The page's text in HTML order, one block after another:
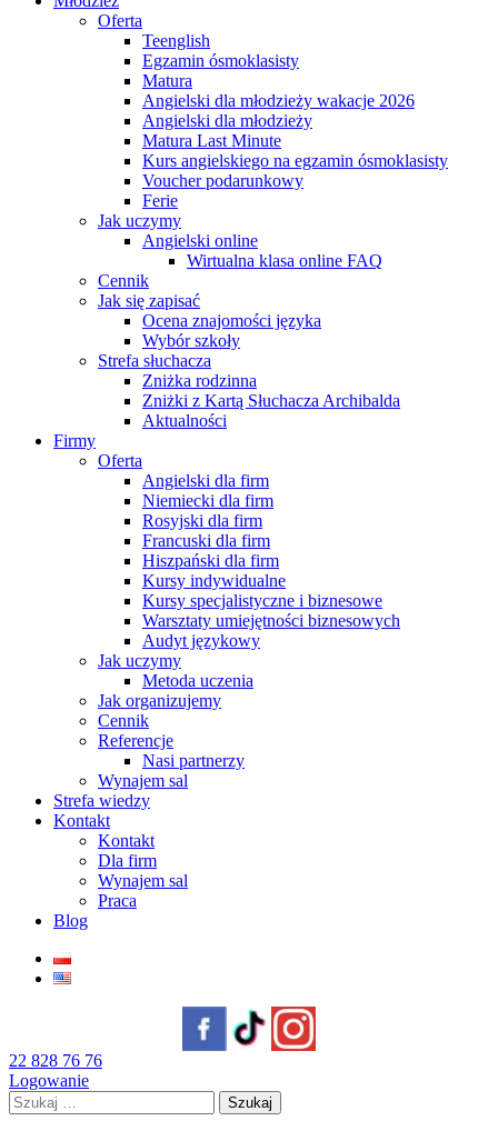
Oferta
Teenglish
Egzamin ósmoklasisty
Matura
Angielski dla młodzieży wakacje 2026
Angielski dla młodzieży
Matura Last Minute
Kurs angielskiego na egzamin ósmoklasisty
Voucher podarunkowy
Ferie
Jak uczymy
Angielski online
Wirtualna klasa online FAQ
Cennik
Jak się zapisać
Ocena znajomości języka
Wybór szkoły
Strefa słuchacza
Zniżka rodzinna
Zniżki z Kartą Słuchacza Archibalda
Aktualności
Firmy
Oferta
Angielski dla firm
Niemiecki dla firm
Rosyjski dla firm
Francuski dla firm
Hiszpański dla firm
Kursy indywidualne
Kursy specjalistyczne i biznesowe
Warsztaty umiejętności biznesowych
Audyt językowy
Jak uczymy
Metoda uczenia
Jak organizujemy
Cennik
Referencje
Nasi partnerzy
Wynajem sal
Strefa wiedzy
Kontakt
Kontakt
Dla firm
Wynajem sal
Praca
Blog
22 828 76 76
Logowanie
Szukaj: